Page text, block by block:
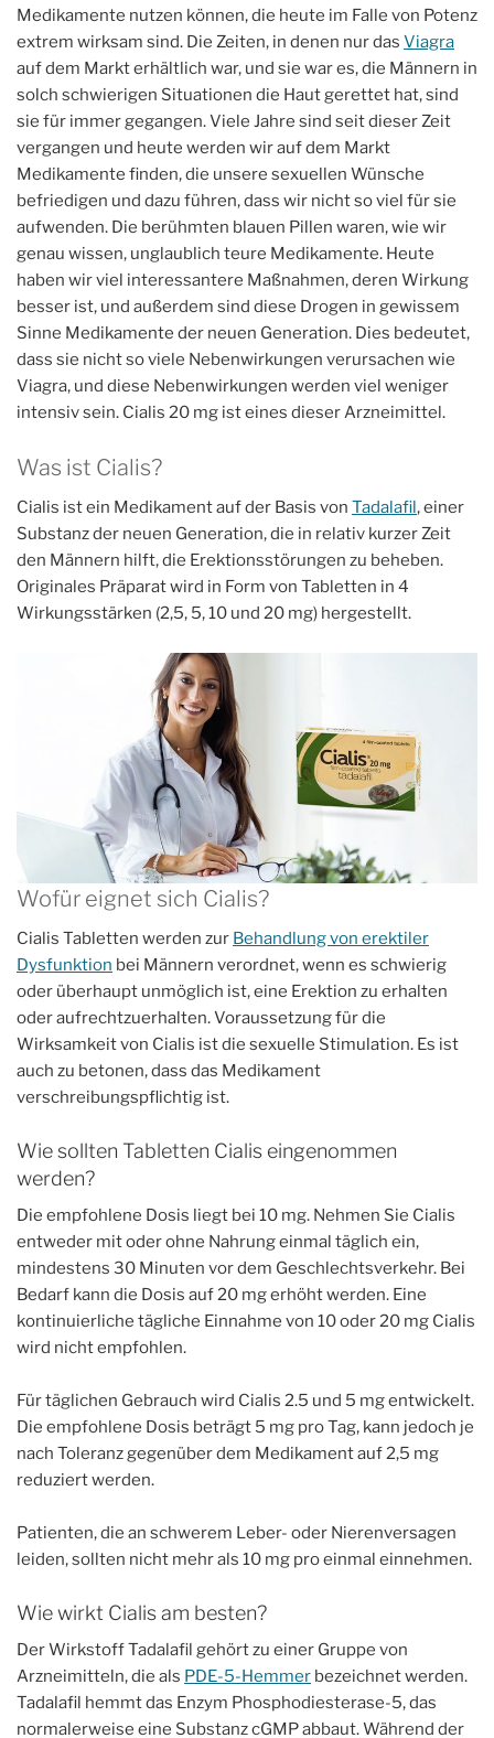
Medikamente nutzen können, die heute im Falle von Potenz
extrem wirksam sind. Die Zeiten, in denen nur das Viagra
auf dem Markt erhältlich war, und sie war es, die Männern in
solch schwierigen Situationen die Haut gerettet hat, sind
sie für immer gegangen. Viele Jahre sind seit dieser Zeit
vergangen und heute werden wir auf dem Markt
Medikamente finden, die unsere sexuellen Wünsche
befriedigen und dazu führen, dass wir nicht so viel für sie
aufwenden. Die berühmten blauen Pillen waren, wie wir
genau wissen, unglaublich teure Medikamente. Heute
haben wir viel interessantere Maßnahmen, deren Wirkung
besser ist, und außerdem sind diese Drogen in gewissem
Sinne Medikamente der neuen Generation. Dies bedeutet,
dass sie nicht so viele Nebenwirkungen verursachen wie
Viagra, und diese Nebenwirkungen werden viel weniger
intensiv sein. Cialis 20 mg ist eines dieser Arzneimittel.
Was ist Cialis?
Cialis ist ein Medikament auf der Basis von Tadalafil, einer
Substanz der neuen Generation, die in relativ kurzer Zeit
den Männern hilft, die Erektionsstörungen zu beheben.
Originales Präparat wird in Form von Tabletten in 4
Wirkungsstärken (2,5, 5, 10 und 20 mg) hergestellt.
Wofür eignet sich Cialis?
Cialis Tabletten werden zur Behandlung von erektiler
Dysfunktion bei Männern verordnet, wenn es schwierig
oder überhaupt unmöglich ist, eine Erektion zu erhalten
oder aufrechtzuerhalten. Voraussetzung für die
Wirksamkeit von Cialis ist die sexuelle Stimulation. Es ist
auch zu betonen, dass das Medikament
verschreibungspflichtig ist.
Wie sollten Tabletten Cialis eingenommen
werden?
Die empfohlene Dosis liegt bei 10 mg. Nehmen Sie Cialis
entweder mit oder ohne Nahrung einmal täglich ein,
mindestens 30 Minuten vor dem Geschlechtsverkehr. Bei
Bedarf kann die Dosis auf 20 mg erhöht werden. Eine
kontinuierliche tägliche Einnahme von 10 oder 20 mg Cialis
wird nicht empfohlen.
Für täglichen Gebrauch wird Cialis 2.5 und 5 mg entwickelt.
Die empfohlene Dosis beträgt 5 mg pro Tag, kann jedoch je
nach Toleranz gegenüber dem Medikament auf 2,5 mg
reduziert werden.
Patienten, die an schwerem Leber- oder Nierenversagen
leiden, sollten nicht mehr als 10 mg pro einmal einnehmen.
Wie wirkt Cialis am besten?
Der Wirkstoff Tadalafil gehört zu einer Gruppe von
Arzneimitteln, die als PDE-5-Hemmer bezeichnet werden.
Tadalafil hemmt das Enzym Phosphodiesterase-5, das
normalerweise eine Substanz cGMP abbaut. Während der